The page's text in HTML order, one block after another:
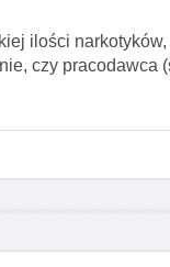
ilości
czy pracodawca